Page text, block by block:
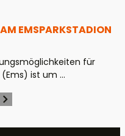
EMSPARKSTADION
für
ist um ...